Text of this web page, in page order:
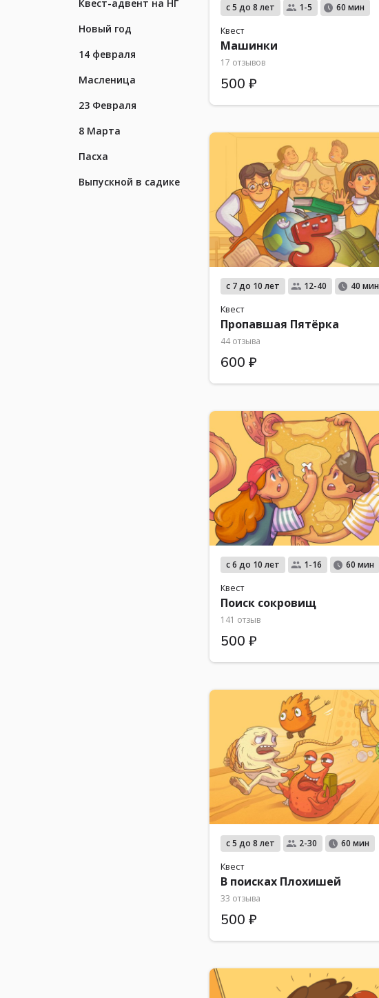
Квест-адвент на НГ
Новый год
14 февраля
Масленица
23 Февраля
8 Марта
Пасха
Выпускной в садике
с 5 до 8 лет 1-5 60 мин
Квест
Машинки
17 отзывов
500 ₽
с 7 до 10 лет 12-40 40 мин
Квест
Пропавшая Пятёрка
44 отзыва
600 ₽
с 6 до 10 лет 1-16 60 мин
Квест
Поиск сокровищ
141 отзыв
500 ₽
с 5 до 8 лет 2-30 60 мин
Квест
В поисках Плохишей
33 отзыва
500 ₽